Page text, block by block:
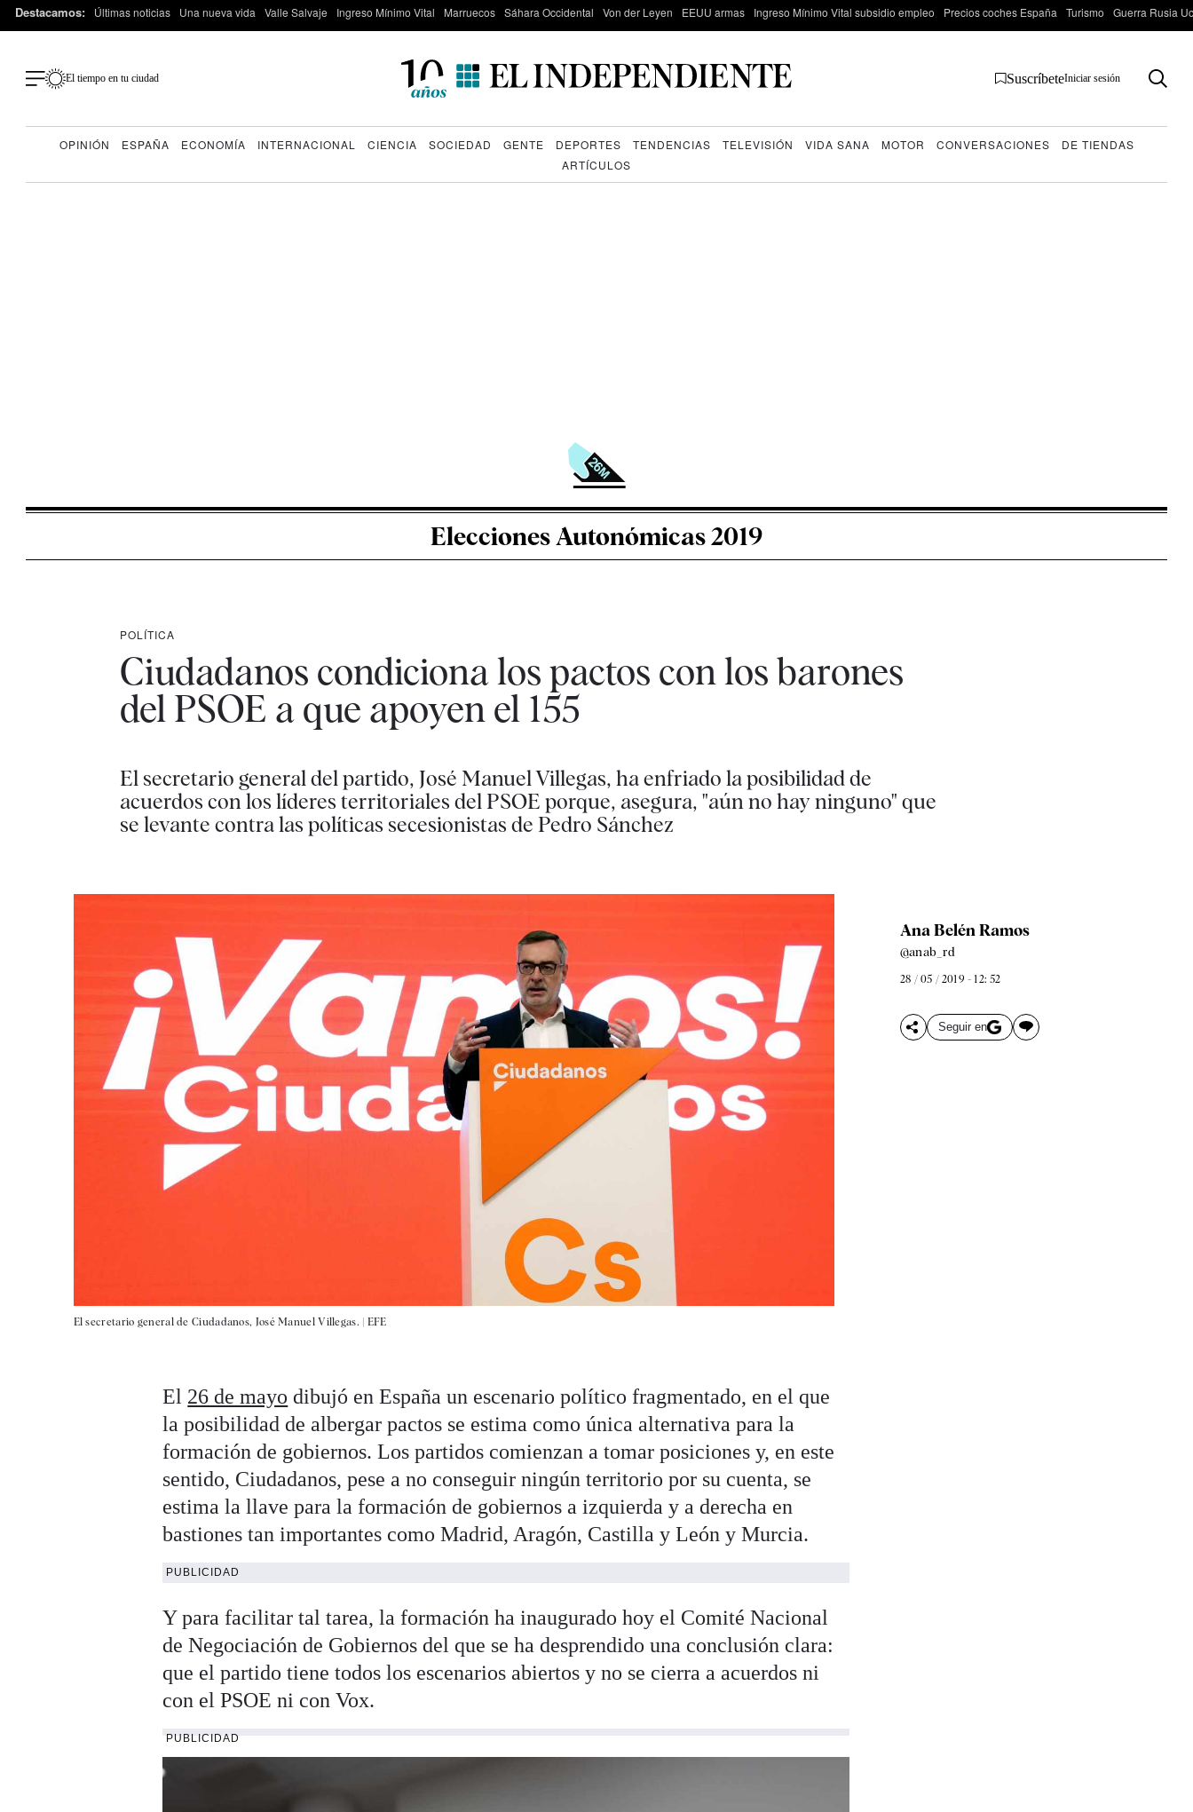
Destacamos: Últimas noticias Una nueva vida Valle Salvaje Ingreso Mínimo Vital Marruecos Sáhara Occidental Von der Leyen EEUU armas Ingreso Mínimo Vital subsidio empleo Precios coches España Turismo Guerra Rusia
El tiempo en tu ciudad SuscríbeteIniciar sesión
OPINIÓN ESPAÑA ECONOMÍA INTERNACIONAL CIENCIA SOCIEDAD GENTE DEPORTES TENDENCIAS TELEVISIÓN VIDA SANA MOTOR CONVERSACIONES
DE TIENDAS
ARTÍCULOS
Elecciones Autonómicas 2019
POLÍTICA
Ciudadanos condiciona los pactos con los barones
del PSOE a que apoyen el 155
El secretario general del partido, José Manuel Villegas, ha enfriado la posibilidad de
acuerdos con los líderes territoriales del PSOE porque, asegura, "aún no hay ninguno" que
se levante contra las políticas secesionistas de Pedro Sánchez
El secretario general de Ciudadanos, José Manuel Villegas. | EFE
Ana Belén Ramos
@anab_rd
28 / 05 / 2019 - 12: 52
Seguir en
El 26 de mayo dibujó en España un escenario político fragmentado, en el que
la posibilidad de albergar pactos se estima como única alternativa para la
formación de gobiernos. Los partidos comienzan a tomar posiciones y, en este
sentido, Ciudadanos, pese a no conseguir ningún territorio por su cuenta, se
estima la llave para la formación de gobiernos a izquierda y a derecha en
bastiones tan importantes como Madrid, Aragón, Castilla y León y Murcia.
PUBLICIDAD
Y para facilitar tal tarea, la formación ha inaugurado hoy el Comité Nacional
de Negociación de Gobiernos del que se ha desprendido una conclusión clara:
que el partido tiene todos los escenarios abiertos y no se cierra a acuerdos ni
con el PSOE ni con Vox.
PUBLICIDAD